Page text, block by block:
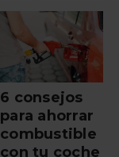
6 consejos
para ahorrar
combustible
con tu coche